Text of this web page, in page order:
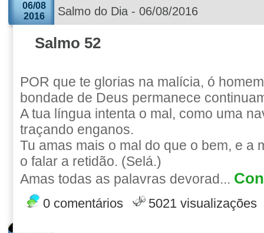
06/08
2016
Salmo do Dia - 06/08/2016
Salmo 52
POR que te glorias na malícia, ó
bondade de Deus permanece
A tua língua intenta o mal, como uma
traçando enganos.
Tu amas mais o mal do que o bem, e a
o falar a retidão. (Selá.)
Amas todas as palavras devorad...
0 comentários 5021 visualizações